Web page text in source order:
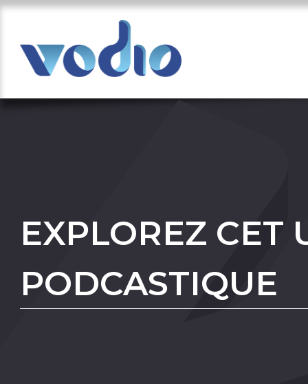
EXPLOREZ CET
PODCASTIQUE